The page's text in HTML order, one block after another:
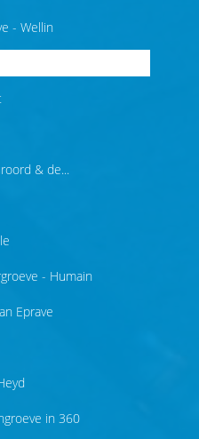
- Wellin
& de...
- Humain
Eprave
in 360